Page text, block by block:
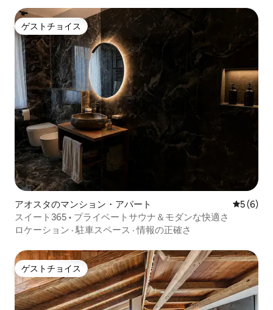
ゲストチョイス
ゲストチョイス
アオスタのマンション・アパート レビュー
5 (6)
スイート365 • プライベートサウナ＆モダンな快適さ
ロケーション ·駐車スペース ·情報の正確さ
ゲストチョイス
ゲストチョイス